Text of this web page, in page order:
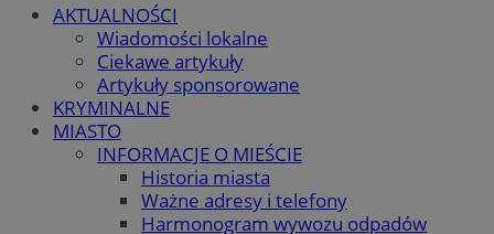
AKTUALNOŚCI
Wiadomości lokalne
Ciekawe artykuły
Artykuły sponsorowane
KRYMINALNE
MIASTO
INFORMACJE O MIEŚCIE
Historia miasta
Ważne adresy i telefony
Harmonogram wywozu odpadów